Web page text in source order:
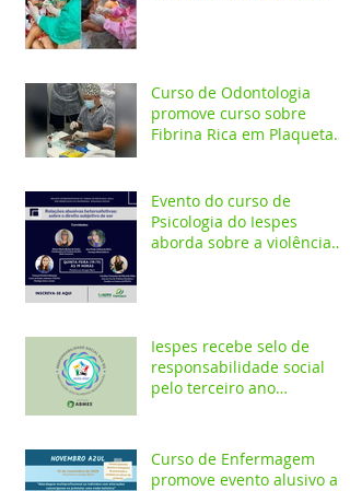
Curso de Odontologia
promove curso sobre
Fibrina Rica em Plaquetas
Evento do curso de
Psicologia do Iespes
aborda sobre a violência
Iespes recebe selo de
responsabilidade social
pelo terceiro ano
Curso de Enfermagem
promove evento alusivo a